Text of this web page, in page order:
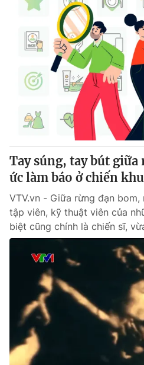
Tay súng, tay bút
ức làm báo ở chiến khu
VTV.vn - Giữa rừng đạn
tập viên, kỹ thuật viên của
biệt cũng chính là chiến sĩ,